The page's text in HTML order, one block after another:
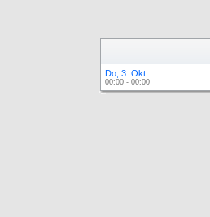
Do, 3. Okt
00:00 - 00:00